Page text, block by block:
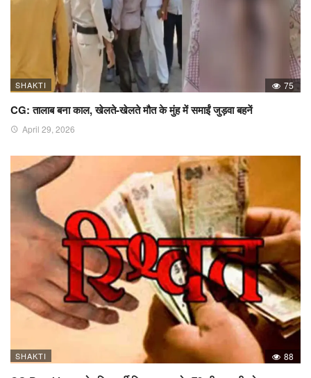
SHAKTI 75
CG: तालाब बना काल, खेलते-खेलते मौत के मुंह में समाईं जुड़वा बहनें
April 29, 2026
SHAKTI 88